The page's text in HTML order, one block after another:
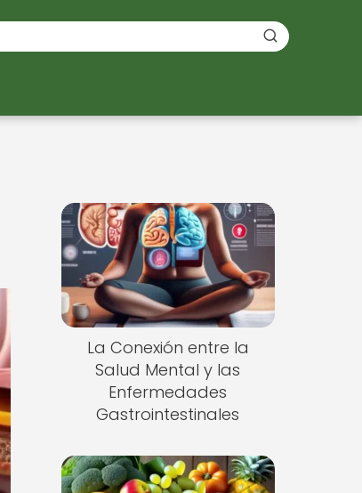
La Conexión entre la
Salud Mental y las
Enfermedades
Gastrointestinales